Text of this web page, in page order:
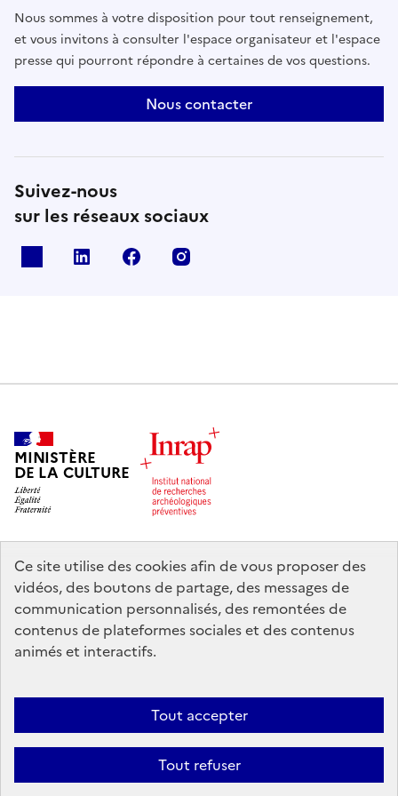
Ce site utilise des cookies afin de vous proposer des
vidéos, des boutons de partage, des messages de
communication personnalisés, des remontées de
contenus de plateformes sociales et des contenus
animés et interactifs.
Tout accepter
Tout refuser
Nous sommes à votre disposition pour tout renseignement,
et vous invitons à consulter l'espace organisateur et l'espace
presse qui pourront répondre à certaines de vos questions.
Nous contacter
Suivez-nous
sur les réseaux sociaux
Linkedin Facebook
MINISTÈRE
DE LA CULTURE
legifrance.gouv.fr
info.gouv.fr
service-public.gouv.fr
data.gouv.fr
Nous contacter Mentions légales
Accessibilité : partiellement
Politique d’utilisation des témoins de connexion (cookies)
Politique générale de protection des données